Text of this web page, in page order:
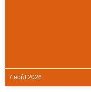
7 août 2026